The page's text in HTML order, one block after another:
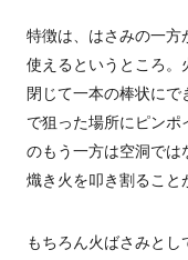
特徴は、はさみの一方
使えるというところ。
閉じて一本の棒状に
で狙った場所にピンポ
のもう一方は空洞では
熾き火を叩き割ること
もちろん火ばさみとし